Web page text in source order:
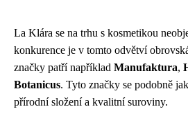
La Klára se na trhu s kosmetikou
konkurence je v tomto odvětví
značky patří například Manufaktura,
Botanicus. Tyto značky se podobně
přírodní složení a kvalitní suroviny.